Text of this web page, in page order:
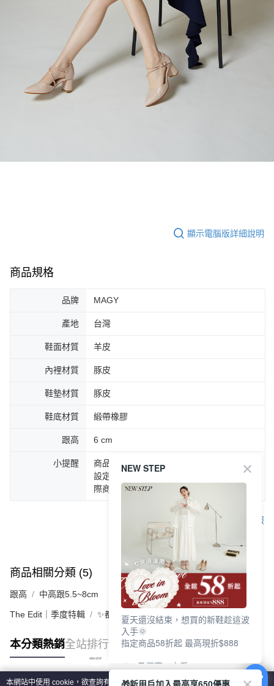
顯示電腦版詳細說明
商品規格
品牌 MAGY
產地 台灣
鞋面材質 羊皮
內裡材質 豚皮
鞋墊材質 豚皮
鞋底材質 緞帶橡膠
跟高 6 cm
小提醒
商品圖片顏色會因拍攝燈光環境或個人螢幕
設定不同，而造成部份色差現象，顏色以實
際商品為主。
客服
商品相關分類 (5) 查看全部
跟高 中高跟5.5~8cm
The Edit｜季度特輯 ✨都會LADY美學 | 時髦跟鞋
本分類熱銷全站排行
本網站中使用 cookie，欲查詢有關本網站使用 cookie 方式之詳情，及若您不希
NEW STEP
夏天還沒結束，想買的新鞋趁這波
入手🌞
指定商品58折起 最高現折$888
🎉 8月優惠一次看
①LINE購物最高10%回饋
🎁新用戶加入最高享650優惠